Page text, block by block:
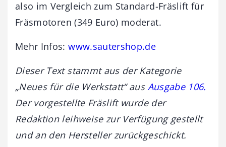
also im Vergleich zum Standard-Fräslift für
Fräsmotoren (349 Euro) moderat.
Mehr Infos:www.sautershop.de
Dieser Text stammt aus der Kategorie
„Neues für die Werkstatt“ aus Ausgabe 106.
Der vorgestellte Fräslift wurde der
Redaktion leihweise zur Verfügung gestellt
und an den Hersteller zurückgeschickt.